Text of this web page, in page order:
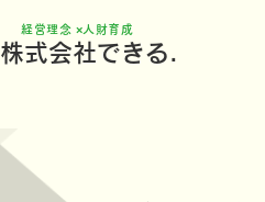
株式会社できる.
​経営理念 ×人財育成